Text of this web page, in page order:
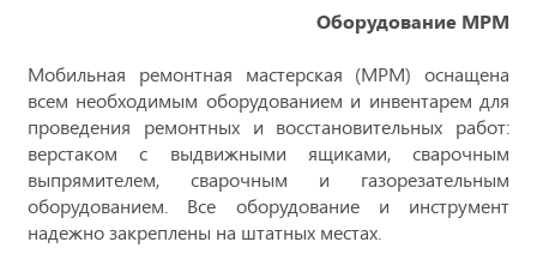
Оборудование МРМ
Мобильная ремонтная мастерская (МРМ) оснащена
всем необходимым оборудованием и инвентарем для
проведения ремонтных и восстановительных работ:
верстаком с выдвижными ящиками, сварочным
выпрямителем, сварочным и газорезательным
оборудованием. Все оборудование и инструмент
надежно закреплены на штатных местах.